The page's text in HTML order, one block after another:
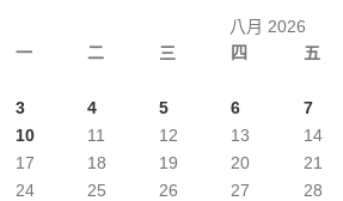
八月 2026
一
二 三 四 五
3
4 5 6 7
10
11 12 13 14
17
18 19 20 21
24
25 26 27 28